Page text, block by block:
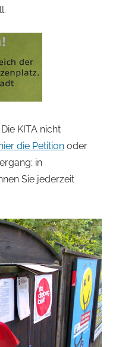
KITA nicht
hier die Petition oder
in
Sie jederzeit